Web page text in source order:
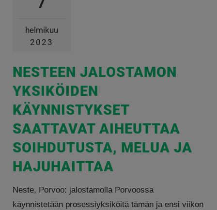
helmikuu
2023
NESTEEN JALOSTAMON
YKSIKÖIDEN
KÄYNNISTYKSET
SAATTAVAT AIHEUTTAA
SOIHDUTUSTA, MELUA JA
HAJUHAITTAA
Neste, Porvoo: jalostamolla Porvoossa
käynnistetään prosessiyksiköitä tämän ja ensi viikon